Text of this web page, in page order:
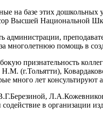
на базе этих
Высшей Национальной
администрации,
многолетнюю помощь в
признательность
Н.М. (г.Тольятти),
много лет
в организации